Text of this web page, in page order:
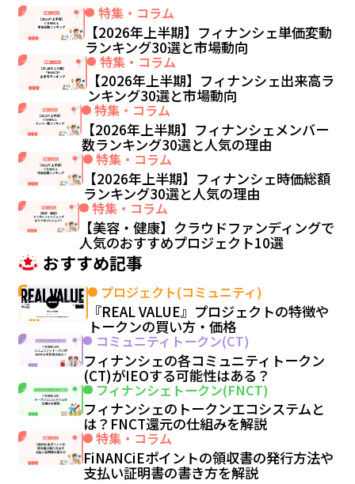
特集・コラム
【2026年上半期】フィナンシェ単価変動
ランキング30選と市場動向
特集・コラム
【2026年上半期】フィナンシェ出来高ラ
ンキング30選と市場動向
特集・コラム
【2026年上半期】フィナンシェメンバー
数ランキング30選と人気の理由
特集・コラム
【2026年上半期】フィナンシェ時価総額
ランキング30選と人気の理由
特集・コラム
【美容・健康】クラウドファンディングで
人気のおすすめプロジェクト10選
おすすめ記事
プロジェクト(コミュニティ)
『REAL VALUE』プロジェクトの特徴や
トークンの買い方・価格
コミュニティトークン(CT)
フィナンシェの各コミュニティトークン
(CT)がIEOする可能性はある？
フィナンシェトークン(FNCT)
フィナンシェのトークンエコシステムと
は？FNCT還元の仕組みを解説
特集・コラム
FiNANCiEポイントの領収書の発行方法や
支払い証明書の書き方を解説